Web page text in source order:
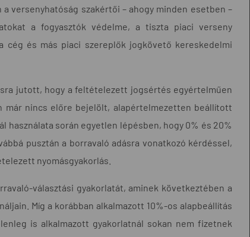
versenyhatóság szakértői – ahogy minden esetben –
a fogyasztók védelme, a tiszta piaci verseny
és más piaci szereplők jogkövető kereskedelmi
jutott, hogy a feltételezett jogsértés egyértelműen
már nincs előre bejelölt, alapértelmezetten beállított
során egyetlen lépésben, hogy 0% és 20%
pusztán a borravaló adásra vonatkozó kérdéssel,
nyomásgyakorlás.
választási gyakorlatát, aminek következtében a
Míg a korábban alkalmazott 10%-os alapbeállítás
is alkalmazott gyakorlatnál sokan nem fizetnek